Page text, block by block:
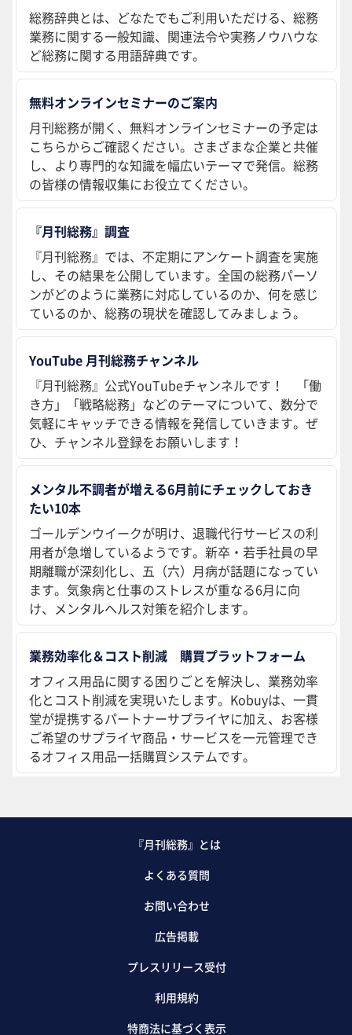
総務辞典とは、どなたでもご利用いただける、総務
業務に関する一般知識、関連法令や実務ノウハウな
ど総務に関する用語辞典です。
無料オンラインセミナーのご案内
月刊総務が開く、無料オンラインセミナーの予定は
こちらからご確認ください。さまざまな企業と共催
し、より専門的な知識を幅広いテーマで発信。総務
の皆様の情報収集にお役立てください。
『月刊総務』調査
『月刊総務』では、不定期にアンケート調査を実施
し、その結果を公開しています。全国の総務パーソ
ンがどのように業務に対応しているのか、何を感じ
ているのか、総務の現状を確認してみましょう。
YouTube 月刊総務チャンネル
『月刊総務』公式YouTubeチャンネルです！ 「働
き方」「戦略総務」などのテーマについて、数分で
気軽にキャッチできる情報を発信していきます。ぜ
ひ、チャンネル登録をお願いします！
メンタル不調者が増える6月前にチェックしておき
たい10本
ゴールデンウイークが明け、退職代行サービスの利
用者が急増しているようです。新卒・若手社員の早
期離職が深刻化し、五（六）月病が話題になってい
ます。気象病と仕事のストレスが重なる6月に向
け、メンタルヘルス対策を紹介します。
業務効率化＆コスト削減 購買プラットフォーム
オフィス用品に関する困りごとを解決し、業務効率
化とコスト削減を実現いたします。Kobuyは、一貫
堂が提携するパートナーサプライヤに加え、お客様
ご希望のサプライヤ商品・サービスを一元管理でき
るオフィス用品一括購買システムです。
『月刊総務』とは
よくある質問
お問い合わせ
広告掲載
プレスリリース受付
利用規約
特商法に基づく表示